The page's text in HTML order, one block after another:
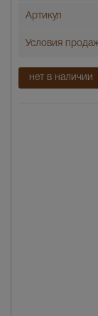
Артикул
Условия
нет в наличии